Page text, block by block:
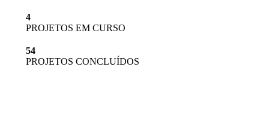
4
PROJETOS EM CURSO
54
PROJETOS CONCLUÍDOS